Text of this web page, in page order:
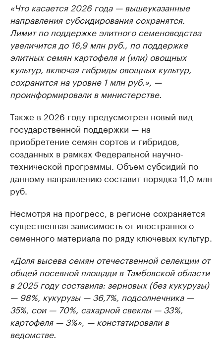
«Что касается 2026 года — вышеуказанные
направления субсидирования сохранятся.
Лимит по поддержке элитного семеноводства
увеличится до 16,9 млн руб., по поддержке
элитных семян картофеля и (или) овощных
культур, включая гибриды овощных культур,
сохранится на уровне 1 млн руб.», —
проинформировали в министерстве.
Также в 2026 году предусмотрен новый вид
государственной поддержки — на
приобретение семян сортов и гибридов,
созданных в рамках Федеральной научно-
технической программы. Объем субсидий по
данному направлению составит порядка 11,0 млн
руб.
Несмотря на прогресс, в регионе сохраняется
существенная зависимость от иностранного
семенного материала по ряду ключевых культур.
«Доля высева семян отечественной селекции от
общей посевной площади в Тамбовской области
в 2025 году составила: зерновых (без кукурузы)
— 98%, кукурузы — 36,7%, подсолнечника —
35%, сои — 70%, сахарной свеклы — 33%,
картофеля — 3%», — констатировали в
ведомстве.